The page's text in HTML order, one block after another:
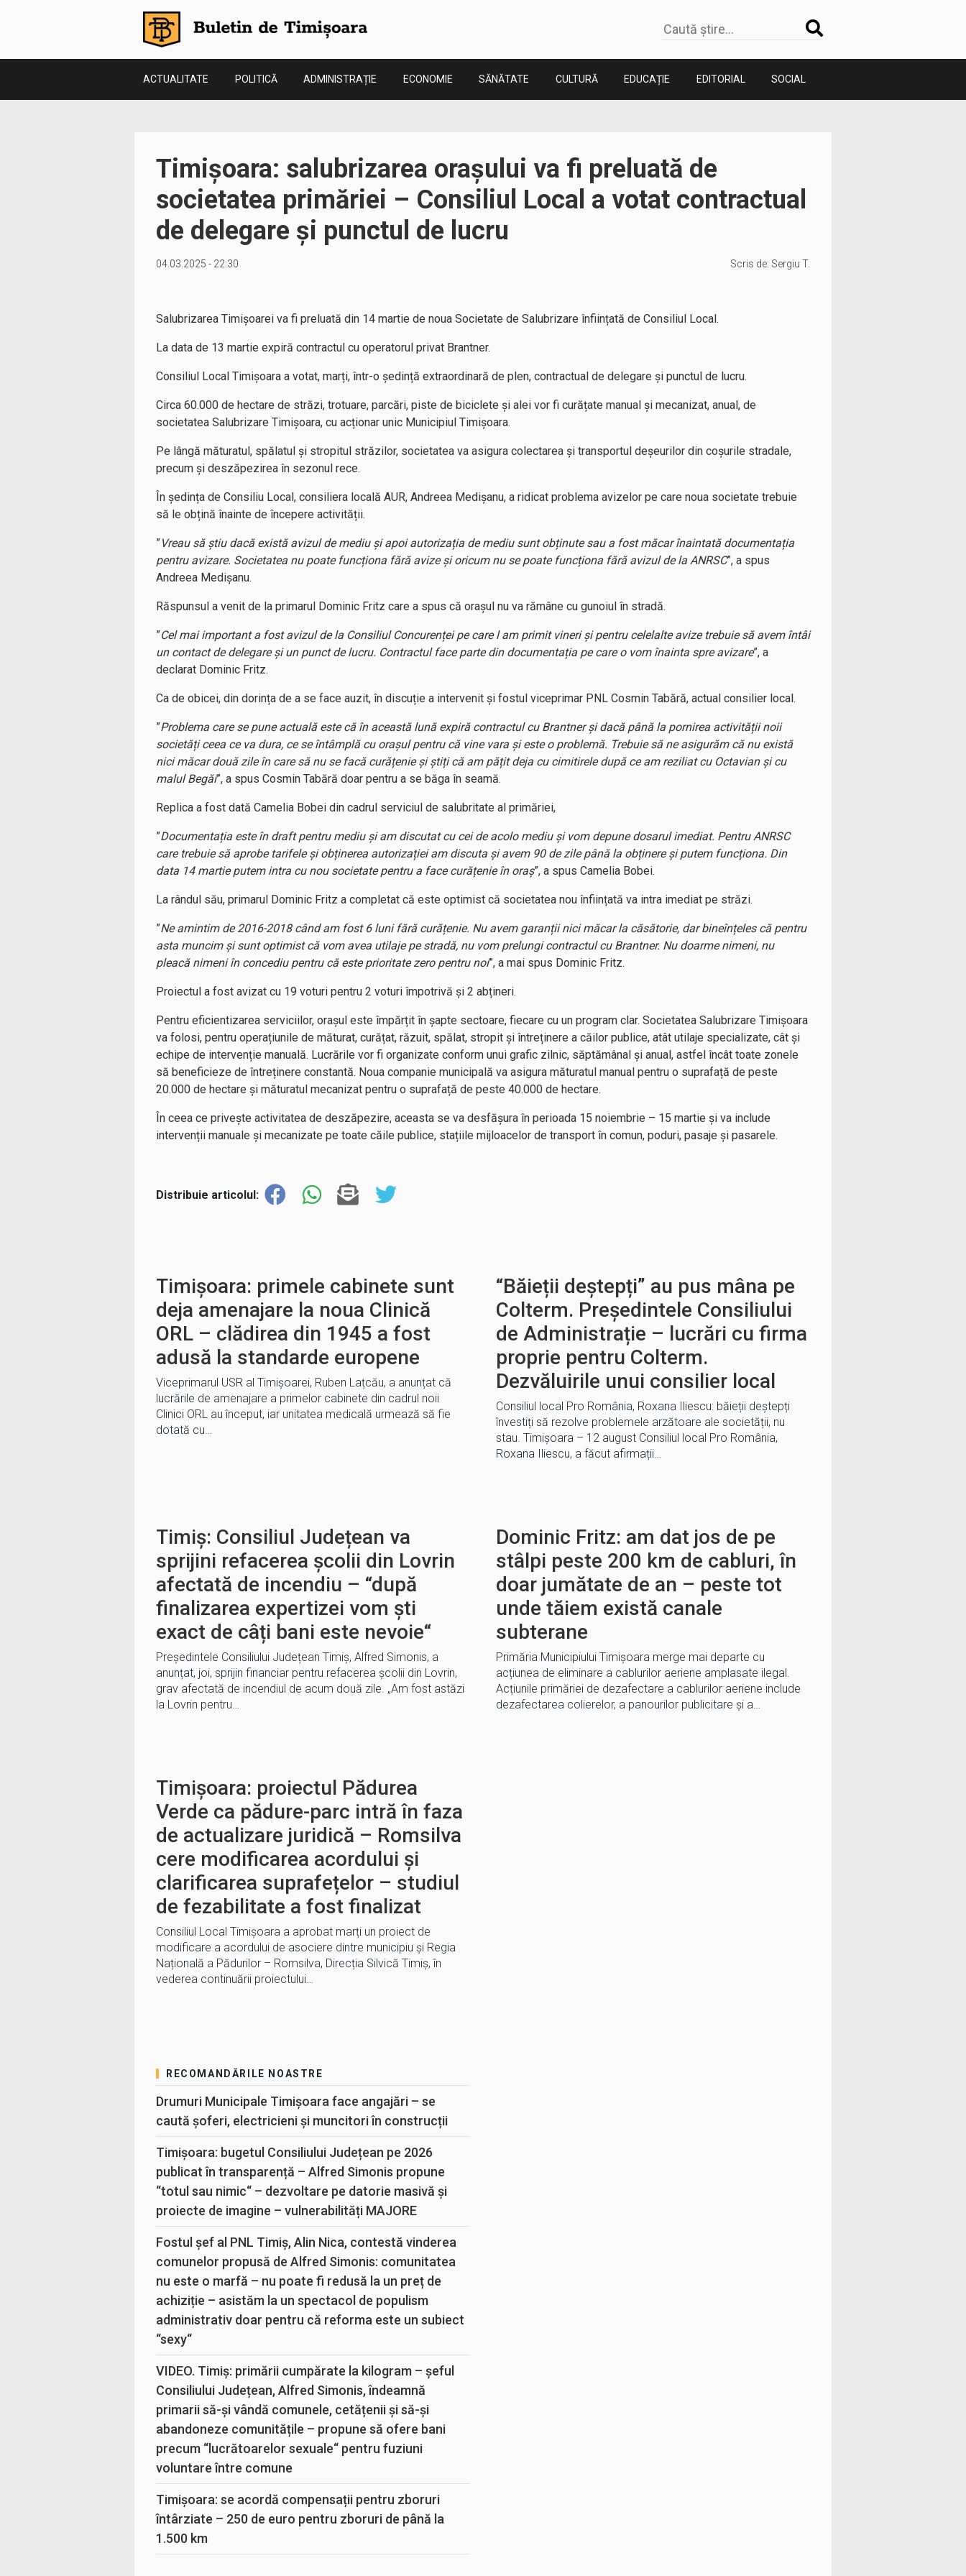
ACTUALITATE POLITICĂ ADMINISTRAȚIE ECONOMIE SĂNĂTATE CULTURĂ EDUCAȚIE EDITORIAL SOCIAL
Timișoara: salubrizarea orașului va fi preluată de
societatea primăriei – Consiliul Local a votat contractual
de delegare și punctul de lucru
04.03.2025 - 22:30 Scris de: Sergiu T.
Salubrizarea Timișoarei va fi preluată din 14 martie de noua Societate de Salubrizare înființată de Consiliul Local.
La data de 13 martie expiră contractul cu operatorul privat Brantner.
Consiliul Local Timișoara a votat, marți, într-o ședință extraordinară de plen, contractual de delegare și punctul de lucru.
Circa 60.000 de hectare de străzi, trotuare, parcări, piste de biciclete și alei vor fi curățate manual și mecanizat, anual, de
societatea Salubrizare Timișoara, cu acționar unic Municipiul Timișoara.
Pe lângă măturatul, spălatul și stropitul străzilor, societatea va asigura colectarea și transportul deșeurilor din coșurile stradale,
precum și deszăpezirea în sezonul rece.
În ședința de Consiliu Local, consiliera locală AUR, Andreea Medişanu, a ridicat problema avizelor pe care noua societate trebuie
să le obțină înainte de începere activității.
”Vreau să știu dacă există avizul de mediu și apoi autorizația de mediu sunt obținute sau a fost măcar înaintată documentația
pentru avizare. Societatea nu poate funcționa fără avize și oricum nu se poate funcționa fără avizul de la ANRSC”, a spus
Andreea Medişanu.
Răspunsul a venit de la primarul Dominic Fritz care a spus că orașul nu va rămâne cu gunoiul în stradă.
”Cel mai important a fost avizul de la Consiliul Concurenței pe care l am primit vineri și pentru celelalte avize trebuie să avem întâi
un contact de delegare și un punct de lucru. Contractul face parte din documentația pe care o vom înainta spre avizare”, a
declarat Dominic Fritz.
Ca de obicei, din dorința de a se face auzit, în discuție a intervenit și fostul viceprimar PNL Cosmin Tabără, actual consilier local.
”Problema care se pune actuală este că în această lună expiră contractul cu Brantner și dacă până la pornirea activității noii
societăți ceea ce va dura, ce se întâmplă cu orașul pentru că vine vara și este o problemă. Trebuie să ne asigurăm că nu există
nici măcar două zile în care să nu se facă curățenie și știți că am pățit deja cu cimitirele după ce am reziliat cu Octavian și cu
malul Begăi”, a spus Cosmin Tabără doar pentru a se băga în seamă.
Replica a fost dată Camelia Bobei din cadrul serviciul de salubritate al primăriei,
”Documentația este în draft pentru mediu și am discutat cu cei de acolo mediu și vom depune dosarul imediat. Pentru ANRSC
care trebuie să aprobe tarifele și obținerea autorizației am discuta și avem 90 de zile până la obținere și putem funcționa. Din
data 14 martie putem intra cu nou societate pentru a face curățenie în oraș”, a spus Camelia Bobei.
La rândul său, primarul Dominic Fritz a completat că este optimist că societatea nou înființată va intra imediat pe străzi.
”Ne amintim de 2016-2018 când am fost 6 luni fără curățenie. Nu avem garanții nici măcar la căsătorie, dar bineînțeles că pentru
asta muncim și sunt optimist că vom avea utilaje pe stradă, nu vom prelungi contractul cu Brantner. Nu doarme nimeni, nu
pleacă nimeni în concediu pentru că este prioritate zero pentru noi”, a mai spus Dominic Fritz.
Proiectul a fost avizat cu 19 voturi pentru 2 voturi împotrivă și 2 abțineri.
Pentru eficientizarea serviciilor, orașul este împărțit în șapte sectoare, fiecare cu un program clar. Societatea Salubrizare Timișoara
va folosi, pentru operațiunile de măturat, curățat, răzuit, spălat, stropit și întreținere a căilor publice, atât utilaje specializate, cât și
echipe de intervenție manuală. Lucrările vor fi organizate conform unui grafic zilnic, săptămânal și anual, astfel încât toate zonele
să beneficieze de întreținere constantă. Noua companie municipală va asigura măturatul manual pentru o suprafață de peste
20.000 de hectare și măturatul mecanizat pentru o suprafață de peste 40.000 de hectare.
În ceea ce privește activitatea de deszăpezire, aceasta se va desfășura în perioada 15 noiembrie – 15 martie și va include
intervenții manuale și mecanizate pe toate căile publice, stațiile mijloacelor de transport în comun, poduri, pasaje și pasarele.
Distribuie articolul:
Timișoara: primele cabinete sunt
deja amenajare la noua Clinică
ORL – clădirea din 1945 a fost
adusă la standarde europene
Viceprimarul USR al Timișoarei, Ruben Lațcău, a anunțat că
lucrările de amenajare a primelor cabinete din cadrul noii
Clinici ORL au început, iar unitatea medicală urmează să fie
dotată cu…
“Băieții deștepți” au pus mâna pe
Colterm. Președintele Consiliului
de Administrație – lucrări cu firma
proprie pentru Colterm.
Dezvăluirile unui consilier local
Consiliul local Pro România, Roxana Iliescu: băieții deștepți
învestiți să rezolve problemele arzătoare ale societății, nu
stau. Timișoara – 12 august Consiliul local Pro România,
Roxana Iliescu, a făcut afirmații…
Timiș: Consiliul Județean va
sprijini refacerea școlii din Lovrin
afectată de incendiu – “după
finalizarea expertizei vom ști
exact de câți bani este nevoie“
Președintele Consiliului Județean Timiș, Alfred Simonis, a
anunțat, joi, sprijin financiar pentru refacerea școlii din Lovrin,
grav afectată de incendiul de acum două zile. „Am fost astăzi
la Lovrin pentru…
Dominic Fritz: am dat jos de pe
stâlpi peste 200 km de cabluri, în
doar jumătate de an – peste tot
unde tăiem există canale
subterane
Primăria Municipiului Timișoara merge mai departe cu
acțiunea de eliminare a cablurilor aeriene amplasate ilegal.
Acțiunile primăriei de dezafectare a cablurilor aeriene include
dezafectarea colierelor, a panourilor publicitare și a…
Timișoara: proiectul Pădurea
Verde ca pădure-parc intră în faza
de actualizare juridică – Romsilva
cere modificarea acordului și
clarificarea suprafețelor – studiul
de fezabilitate a fost finalizat
Consiliul Local Timișoara a aprobat marți un proiect de
modificare a acordului de asociere dintre municipiu și Regia
Națională a Pădurilor – Romsilva, Direcția Silvică Timiș, în
vederea continuării proiectului…
RECOMANDĂRILE NOASTRE
Drumuri Municipale Timișoara face angajări – se
caută șoferi, electricieni și muncitori în construcții
Timișoara: bugetul Consiliului Județean pe 2026
publicat în transparență – Alfred Simonis propune
“totul sau nimic“ – dezvoltare pe datorie masivă și
proiecte de imagine – vulnerabilități MAJORE
Fostul șef al PNL Timiș, Alin Nica, contestă vinderea
comunelor propusă de Alfred Simonis: comunitatea
nu este o marfă – nu poate fi redusă la un preț de
achiziție – asistăm la un spectacol de populism
administrativ doar pentru că reforma este un subiect
“sexy“
VIDEO. Timiș: primării cumpărate la kilogram – șeful
Consiliului Județean, Alfred Simonis, îndeamnă
primarii să-și vândă comunele, cetățenii și să-și
abandoneze comunitățile – propune să ofere bani
precum “lucrătoarelor sexuale“ pentru fuziuni
voluntare între comune
Timișoara: se acordă compensații pentru zboruri
întârziate – 250 de euro pentru zboruri de până la
1.500 km